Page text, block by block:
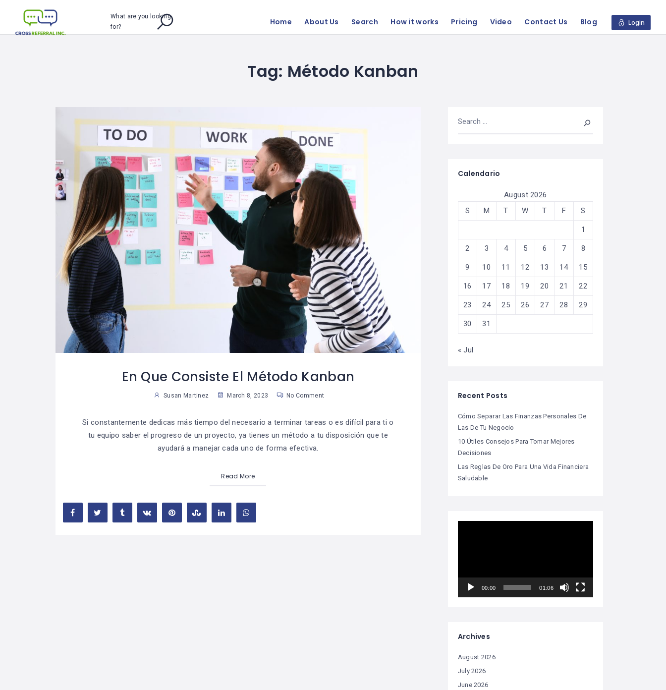
What are you looking
for?
Home About Us Search How it works Pricing Video Contact Us Blog Login
Tag: Método Kanban
En Que Consiste El Método Kanban
Susan Martinez March 8, 2023 No Comment
Si constantemente dedicas más tiempo del necesario a terminar tareas o es difícil para ti o
tu equipo saber el progreso de un proyecto, ya tienes un método a tu disposición que te
ayudará a manejar cada uno de forma efectiva.
Read More
Calendario
August 2026
S
M T W T F S
1
2 3 4 5 6 7 8
9 10 11 12 13 14 15
16 17 18 19 20 21 22
23 24 25 26 27 28 29
30 31
« Jul
Recent Posts
Cómo Separar Las Finanzas Personales De
Las De Tu Negocio
10 Útiles Consejos Para Tomar Mejores
Decisiones
Las Reglas De Oro Para Una Vida Financiera
Saludable
00:00 01:06
Archives
August 2026
July 2026
June 2026